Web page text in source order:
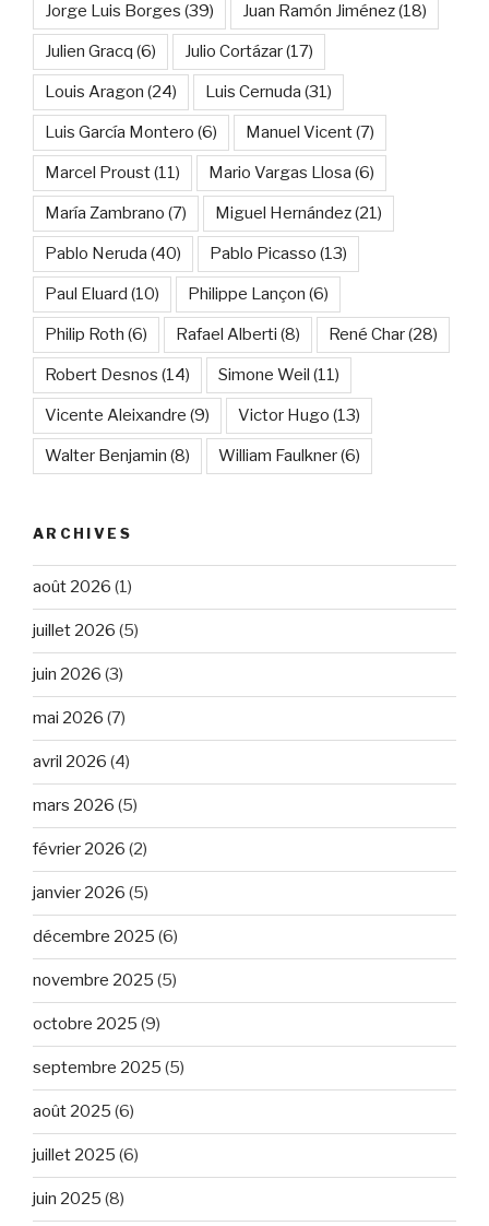
Jorge Luis Borges (39) Juan Ramón Jiménez(18)
Julien Gracq (6) Julio Cortázar(17)
Louis Aragon (24) Luis Cernuda (31)
Luis García Montero (6) Manuel Vicent(7)
Marcel Proust(11) Mario Vargas Llosa (6)
María Zambrano (7) Miguel Hernández(21)
Pablo Neruda (40) Pablo Picasso (13)
Paul Eluard (10) Philippe Lançon (6)
Philip Roth (6) Rafael Alberti (8) René Char(28)
Robert Desnos (14) Simone Weil (11)
Vicente Aleixandre (9) Victor Hugo (13)
Walter Benjamin (8) William Faulkner(6)
ARCHIVES
août 2026 (1)
juillet 2026 (5)
juin 2026 (3)
mai 2026 (7)
avril 2026 (4)
mars 2026 (5)
février 2026 (2)
janvier 2026 (5)
décembre 2025 (6)
novembre 2025 (5)
octobre 2025 (9)
septembre 2025 (5)
août 2025 (6)
juillet 2025 (6)
juin 2025 (8)